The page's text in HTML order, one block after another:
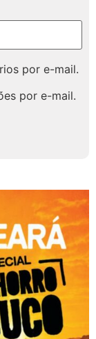
por e-mail.
por e-mail.